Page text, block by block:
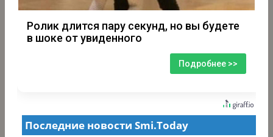
Ролик длится пару секунд, но вы будете
в шоке от увиденного
Подробнее >>